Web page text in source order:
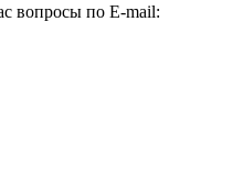
вопросы по E-mail: